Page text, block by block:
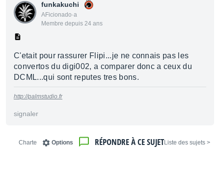
funkakuchi
AFicionado·a
Membre depuis 24 ans
C'etait pour rassurer Flipi...je ne connais pas les
convertos du digi002, a comparer donc a ceux du
DCML...qui sont reputes tres bons.
http://palmstudio.fr
signaler
< Liste des sujets
RÉPONDRE À CE SUJET
Options
Charte